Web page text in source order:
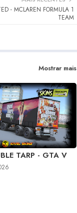
- MCLAREN FORMULA 1
TEAM
Mostrar mais
TARP - GTA V